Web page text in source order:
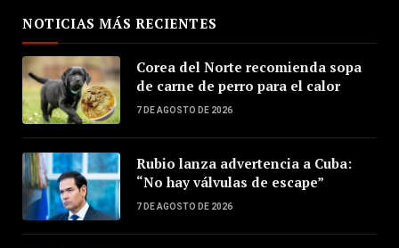
NOTICIAS MÁS RECIENTES
Corea del Norte recomienda sopa
de carne de perro para el calor
7 DE AGOSTO DE 2026
Rubio lanza advertencia a Cuba:
“No hay válvulas de escape”
7 DE AGOSTO DE 2026